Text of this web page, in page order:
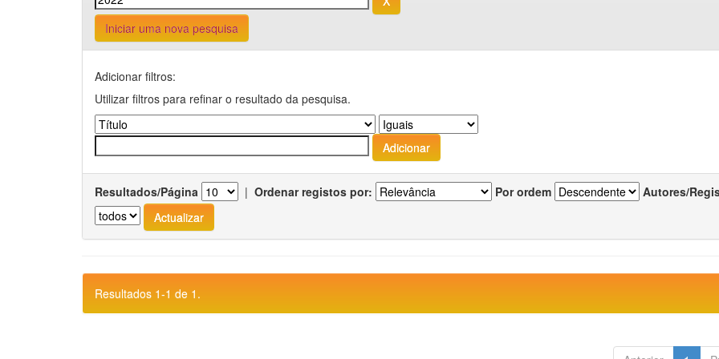
Iniciar uma nova pesquisa
Adicionar filtros:
Utilizar filtros para refinar o resultado da pesquisa.
Resultados/Página | Ordenar registos por: Por ordem Autores/
Resultados 1-1 de 1.